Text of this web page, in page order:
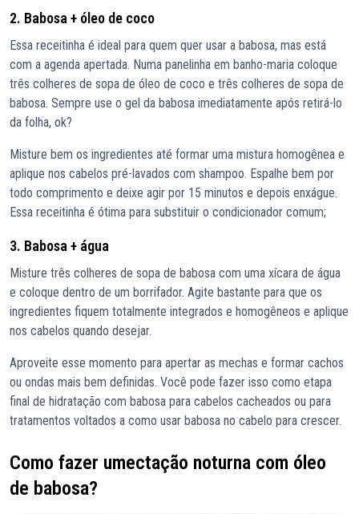
2. Babosa + óleo de coco
Essa receitinha é ideal para quem quer usar a babosa, mas está
com a agenda apertada. Numa panelinha em banho-maria coloque
três colheres de sopa de óleo de coco e três colheres de sopa de
babosa. Sempre use o gel da babosa imediatamente após retirá-lo
da folha, ok?
Misture bem os ingredientes até formar uma mistura homogênea e
aplique nos cabelos pré-lavados com shampoo. Espalhe bem por
todo comprimento e deixe agir por 15 minutos e depois enxágue.
Essa receitinha é ótima para substituir o condicionador comum;
3. Babosa + água
Misture três colheres de sopa de babosa com uma xícara de água
e coloque dentro de um borrifador. Agite bastante para que os
ingredientes fiquem totalmente integrados e homogêneos e aplique
nos cabelos quando desejar.
Aproveite esse momento para apertar as mechas e formar cachos
ou ondas mais bem definidas. Você pode fazer isso como etapa
final de hidratação com babosa para cabelos cacheados ou para
tratamentos voltados a como usar babosa no cabelo para crescer.
Como fazer umectação noturna com óleo
de babosa?